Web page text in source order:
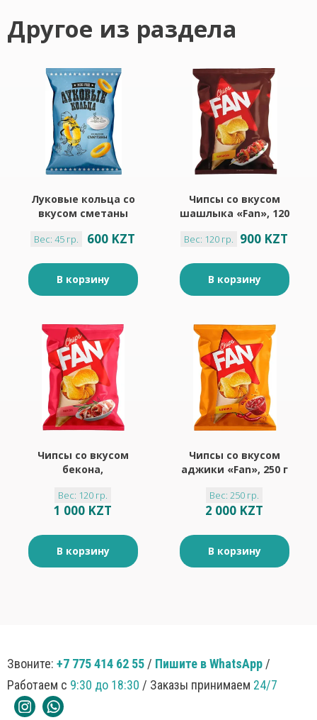
Другое из раздела
Луковые кольца со
вкусом сметаны
Вес: 45 гр. 600 KZT
В корзину
Чипсы со вкусом
шашлыка «Fan», 120
Вес: 120 гр. 900 KZT
В корзину
Чипсы со вкусом
бекона,
свежего картофеля
«Fan», 120 г
Вес: 120 гр.
1 000 KZT
В корзину
Чипсы со вкусом
аджики «Fan», 250 г
Вес: 250 гр.
2 000 KZT
В корзину
Звоните: +7 775 414 62 55 / Пишите в WhatsApp /
Работаем с 9:30 до 18:30 / Заказы принимаем 24/7